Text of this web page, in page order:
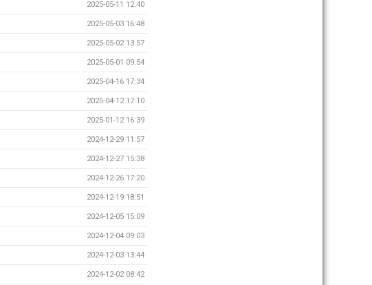
2025-05-11 12:40
2025-05-03 16:48
2025-05-02 13:57
2025-05-01 09:54
2025-04-16 17:34
2025-04-12 17:10
2025-01-12 16:39
2024-12-29 11:57
2024-12-27 15:38
2024-12-26 17:20
2024-12-19 18:51
2024-12-05 15:09
2024-12-04 09:03
2024-12-03 13:44
2024-12-02 08:42